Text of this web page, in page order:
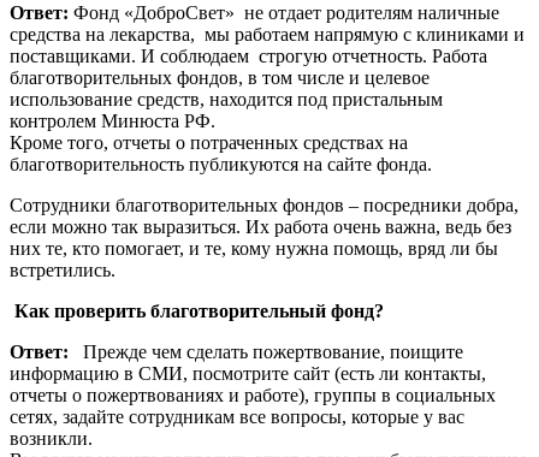
Ответ: Фонд «ДоброСвет» не отдает родителям наличные
средства на лекарства, мы работаем напрямую с клиниками и
поставщиками. И соблюдаем строгую отчетность. Работа
благотворительных фондов, в том числе и целевое
использование средств, находится под пристальным
контролем Минюста РФ.
Кроме того, отчеты о потраченных средствах на
благотворительность публикуются на сайте фонда.
Сотрудники благотворительных фондов – посредники добра,
если можно так выразиться. Их работа очень важна, ведь без
них те, кто помогает, и те, кому нужна помощь, вряд ли бы
встретились.
Как проверить благотворительный фонд?
Ответ: Прежде чем сделать пожертвование, поищите
информацию в СМИ, посмотрите сайт (есть ли контакты,
отчеты о пожертвованиях и работе), группы в социальных
сетях, задайте сотрудникам все вопросы, которые у вас
возникли.